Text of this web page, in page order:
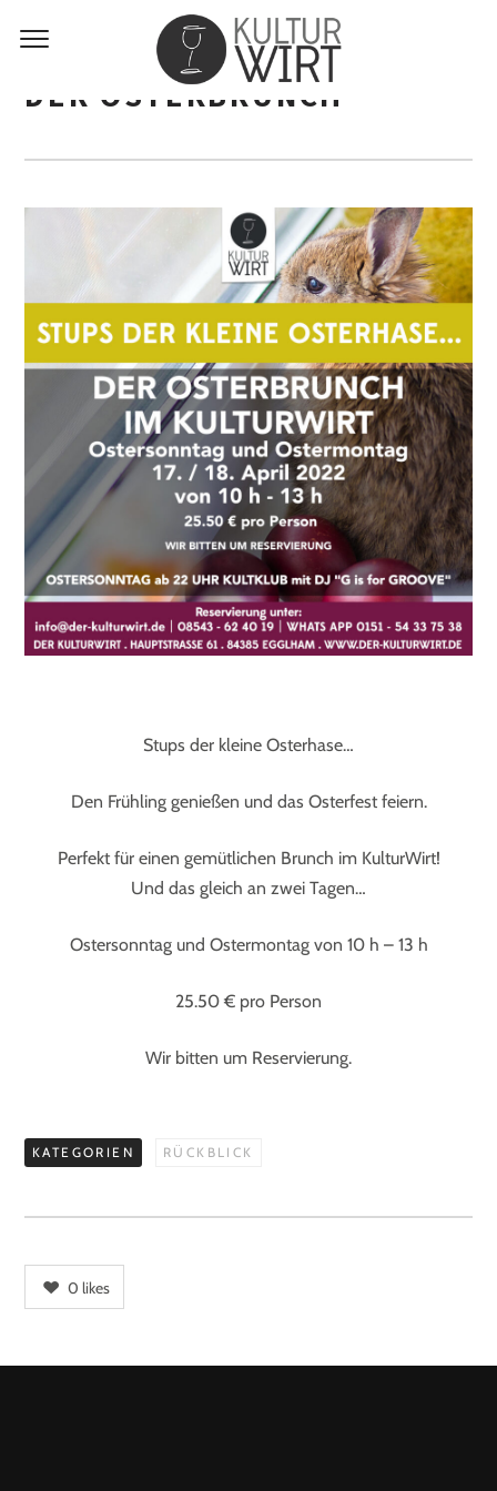
DER OSTERBRUNCH
Stups der kleine Osterhase…
Den Frühling genießen und das Osterfest feiern.
Perfekt für einen gemütlichen Brunch im KulturWirt!
Und das gleich an zwei Tagen…
Ostersonntag und Ostermontag von 10 h – 13 h
25.50 € pro Person
Wir bitten um Reservierung.
KATEGORIEN RÜCKBLICK
0 likes